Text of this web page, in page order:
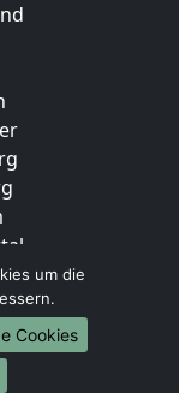
um die
Cookies